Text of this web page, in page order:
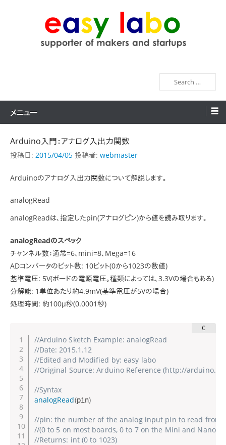
検
索
メニュー
Arduino入門：アナログ入出力関数
投稿日: 2015/04/05 投稿者: webmaster
Arduinoのアナログ入出力関数について解説します。
analogRead
analogReadは、指定したpin(アナログピン)から値を読み取ります。
analogReadのスペック
チャンネル数：通常=6、mini=8、Mega=16
ADコンバータのビット数: 10ビット(0から1023の数値)
基準電圧: 5V(ボードの電源電圧。種類によっては、3.3Vの場合もある)
分解能: 1単位あたり約4.9mV(基準電圧が5Vの場合)
処理時間: 約100μ秒(0.0001秒)
//Arduino Sketch Example: analogRead
//Date: 2015.1.12
//Edited and Modified by: easy labo
//Original Source: Arduino Reference (http://
//Syntax
analogRead(pin)
//pin: the number of the analog input pin to read from
//(0 to 5 on most boards, 0 to 7 on the Mini and Nano, 0
//Returns: int (0 to 1023)